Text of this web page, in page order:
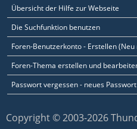
Übersicht der Hilfe zur Webseite
Die Suchfunktion benutzen
Foren-Benutzerkonto - Erstellen
Foren-Thema erstellen und
Passwort vergessen - neues
Copyright © 2003-2026